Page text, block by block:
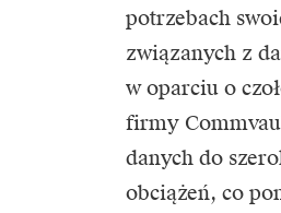
potrzebach
związanych z
w oparciu o
firmy
danych do
obciążeń, co